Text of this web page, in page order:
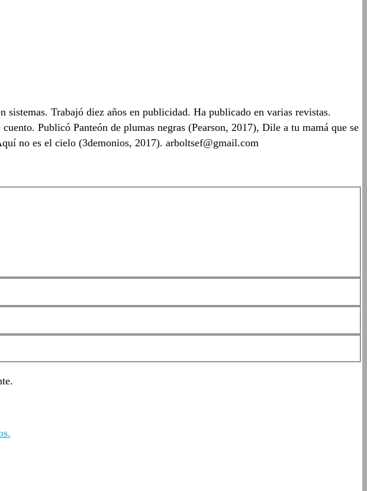
Trabajó diez años en publicidad. Ha publicado en varias revistas.
Publicó Panteón de plumas negras (Pearson, 2017), Dile a tu mamá que se
no es el cielo (3demonios, 2017). arboltsef@gmail.com